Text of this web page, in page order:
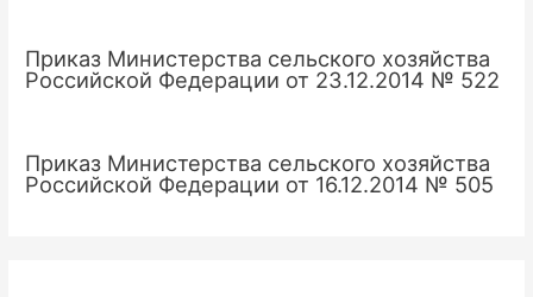
Приказ Министерства сельского хозяйства
Российской Федерации от 23.12.2014 № 522
Приказ Министерства сельского хозяйства
Российской Федерации от 16.12.2014 № 505